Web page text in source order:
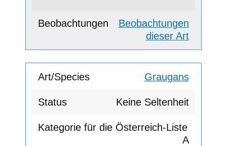
Beobachtungen
dieser Art
Graugans
Keine Seltenheit
A